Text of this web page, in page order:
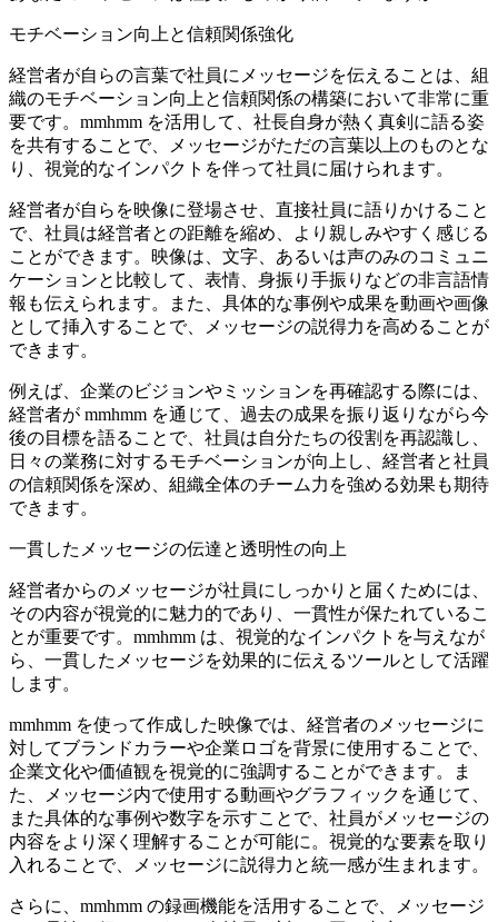
モチベーション向上と信頼関係強化
経営者が自らの言葉で社員にメッセージを伝えることは、組
織のモチベーション向上と信頼関係の構築において非常に重
要です。mmhmm を活用して、社長自身が熱く真剣に語る姿
を共有することで、メッセージがただの言葉以上のものとな
り、視覚的なインパクトを伴って社員に届けられます。
経営者が自らを映像に登場させ、直接社員に語りかけること
で、社員は経営者との距離を縮め、より親しみやすく感じる
ことができます。映像は、文字、あるいは声のみのコミュニ
ケーションと比較して、表情、身振り手振りなどの非言語情
報も伝えられます。また、具体的な事例や成果を動画や画像
として挿入することで、メッセージの説得力を高めることが
できます。
例えば、企業のビジョンやミッションを再確認する際には、
経営者が mmhmm を通じて、過去の成果を振り返りながら今
後の目標を語ることで、社員は自分たちの役割を再認識し、
日々の業務に対するモチベーションが向上し、経営者と社員
の信頼関係を深め、組織全体のチーム力を強める効果も期待
できます。
一貫したメッセージの伝達と透明性の向上
経営者からのメッセージが社員にしっかりと届くためには、
その内容が視覚的に魅力的であり、一貫性が保たれているこ
とが重要です。mmhmm は、視覚的なインパクトを与えなが
ら、一貫したメッセージを効果的に伝えるツールとして活躍
します。
mmhmm を使って作成した映像では、経営者のメッセージに
対してブランドカラーや企業ロゴを背景に使用することで、
企業文化や価値観を視覚的に強調することができます。ま
た、メッセージ内で使用する動画やグラフィックを通じて、
また具体的な事例や数字を示すことで、社員がメッセージの
内容をより深く理解することが可能に。視覚的な要素を取り
入れることで、メッセージに説得力と統一感が生まれます。
さらに、mmhmm の録画機能を活用することで、メッセージ